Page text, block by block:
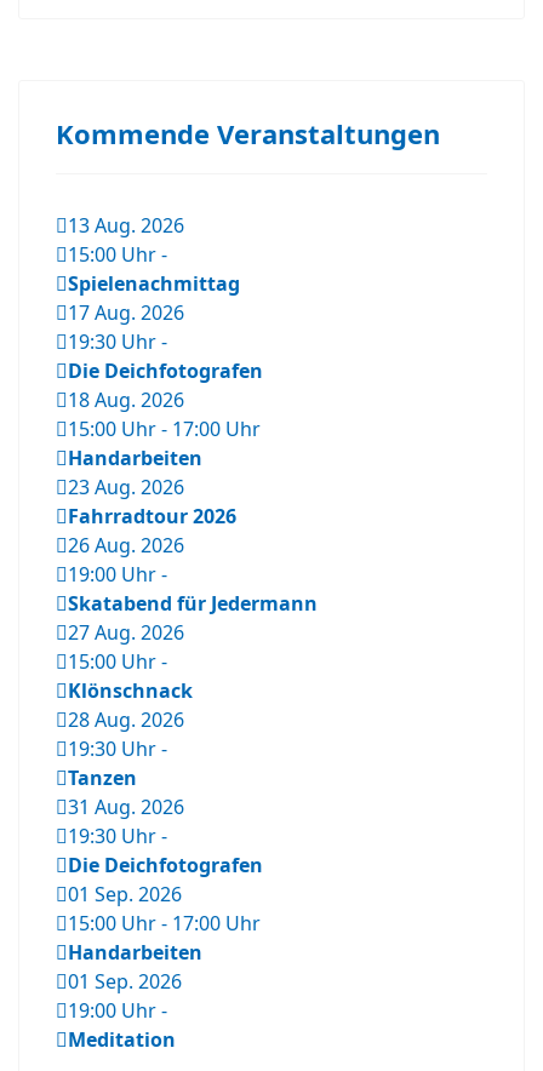
Kommende Veranstaltungen
13 Aug. 2026
15:00 Uhr-
Spielenachmittag
17 Aug. 2026
19:30 Uhr-
Die Deichfotografen
18 Aug. 2026
15:00 Uhr- 17:00 Uhr
Handarbeiten
23 Aug. 2026
Fahrradtour 2026
26 Aug. 2026
19:00 Uhr-
Skatabend für Jedermann
27 Aug. 2026
15:00 Uhr-
Klönschnack
28 Aug. 2026
19:30 Uhr-
Tanzen
31 Aug. 2026
19:30 Uhr-
Die Deichfotografen
01 Sep. 2026
15:00 Uhr- 17:00 Uhr
Handarbeiten
01 Sep. 2026
19:00 Uhr-
Meditation